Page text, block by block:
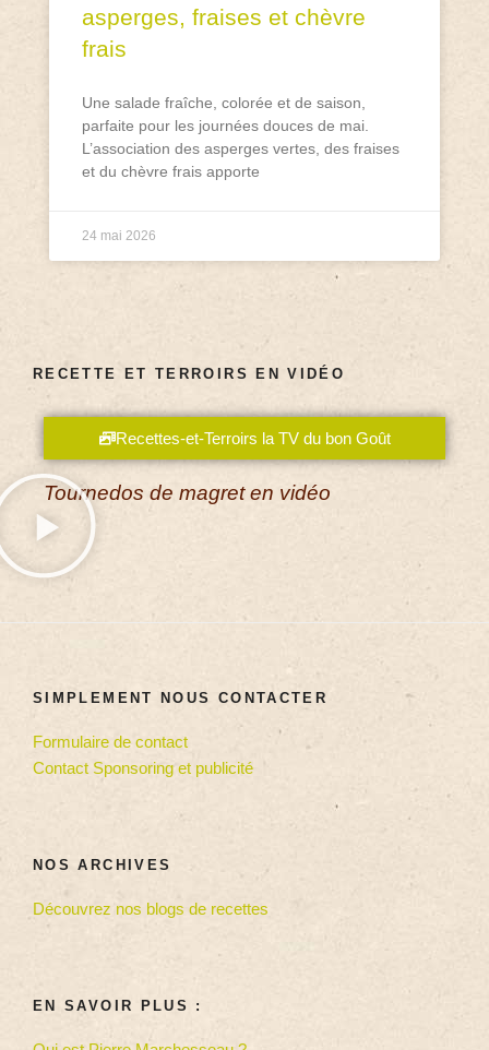
asperges, fraises et chèvre
frais
Une salade fraîche, colorée et de saison,
parfaite pour les journées douces de mai.
L’association des asperges vertes, des fraises
et du chèvre frais apporte
24 mai 2026
RECETTE ET TERROIRS EN VIDÉO
Recettes-et-Terroirs la TV du bon Goût
Tournedos de magret en vidéo
SIMPLEMENT NOUS CONTACTER
Formulaire de contact
Contact Sponsoring et publicité
NOS ARCHIVES
Découvrez nos blogs de recettes
EN SAVOIR PLUS :